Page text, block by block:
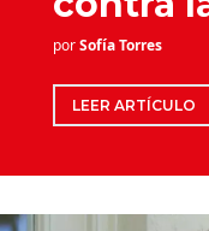
porSofía Torres
LEER ARTÍCULO